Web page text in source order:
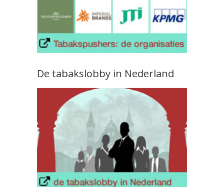
De tabakslobby in Nederland